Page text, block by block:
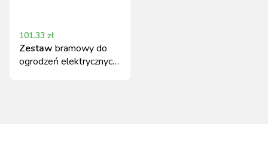
101.33 zł
Zestaw bramowy do
ogrodzeń elektrycznych